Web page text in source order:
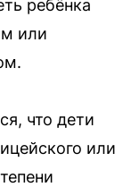
ребёнка
или
что дети
или